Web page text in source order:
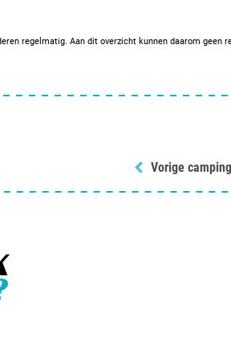
regelmatig. Aan dit overzicht kunnen daarom geen
Vorige camping